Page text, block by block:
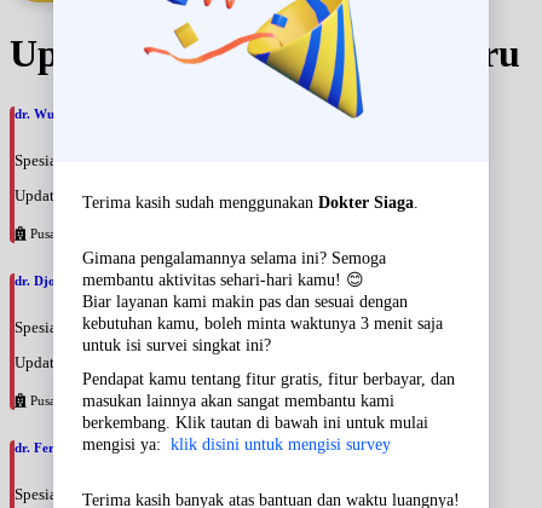
Update Jadwal Dokter terbaru
dr. Wuri Suryandari, SpRad
Spesialis: Radiologi
Update terakhir: 2026-08-09 12:44:15
Pusat Pertamina
dr. Djoko Tri Budi Widyanto Sirman, SpRad
Spesialis: Radiologi
Update terakhir: 2026-08-09 12:42:08
Pusat Pertamina
dr. Fery Murtopo, SpRad
Spesialis: Radiologi